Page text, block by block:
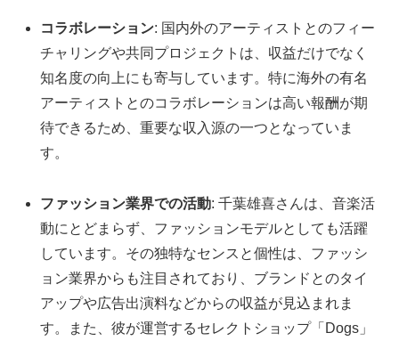
コラボレーション: 国内外のアーティストとのフィー
チャリングや共同プロジェクトは、収益だけでなく
知名度の向上にも寄与しています。特に海外の有名
アーティストとのコラボレーションは高い報酬が期
待できるため、重要な収入源の一つとなっていま
す。
ファッション業界での活動: 千葉雄喜さんは、音楽活
動にとどまらず、ファッションモデルとしても活躍
しています。その独特なセンスと個性は、ファッシ
ョン業界からも注目されており、ブランドとのタイ
アップや広告出演料などからの収益が見込まれま
す。また、彼が運営するセレクトショップ「Dogs」